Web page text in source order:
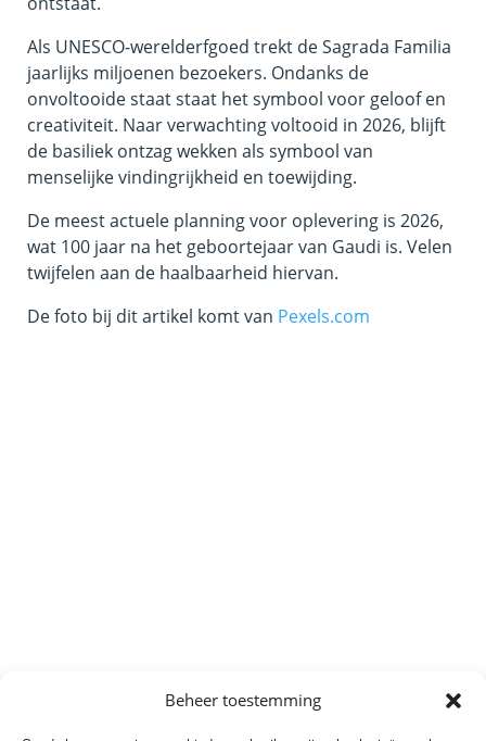
Beheer toestemming
Als UNESCO-werelderfgoed trekt de Sagrada Familia
jaarlijks miljoenen bezoekers. Ondanks de
onvoltooide staat staat het symbool voor geloof en
creativiteit. Naar verwachting voltooid in 2026, blijft
de basiliek ontzag wekken als symbool van
menselijke vindingrijkheid en toewijding.
De meest actuele planning voor oplevering is 2026,
wat 100 jaar na het geboortejaar van Gaudi is. Velen
twijfelen aan de haalbaarheid hiervan.
De foto bij dit artikel komt van Pexels.com